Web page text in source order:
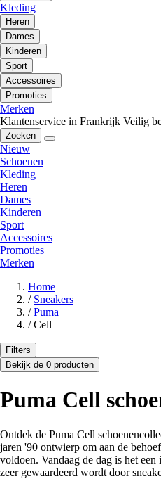
Kleding
Heren
Dames
Kinderen
Sport
Accessoires
Promoties
Merken
Klantenservice in Frankrijk Veilig
Zoeken
Nieuw
Schoenen
Kleding
Heren
Dames
Kinderen
Sport
Accessoires
Promoties
Merken
Home
/ Sneakers
/ Puma
/ Cell
Filters
Bekijk de 0 producten
Puma Cell
Ontdek de Puma Cell
jaren '90 ontwierp om aan de
voldoen. Vandaag de dag is het
zeer gewaardeerd wordt door